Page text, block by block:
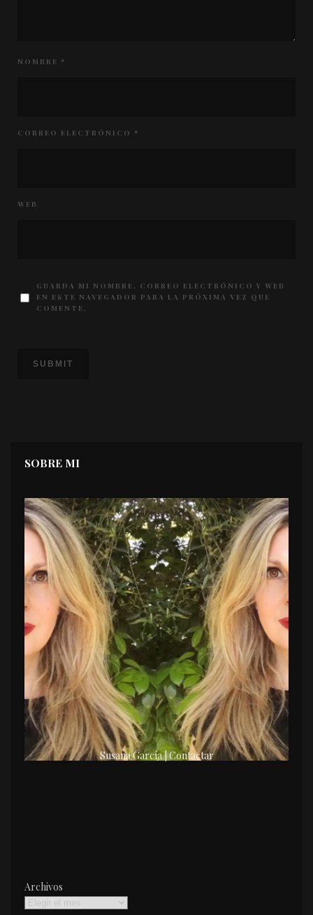
NOMBRE *
CORREO ELECTRÓNICO *
WEB
GUARDA MI NOMBRE, CORREO ELECTRÓNICO Y WEB
EN ESTE NAVEGADOR PARA LA PRÓXIMA VEZ QUE
COMENTE.
SOBRE MI
Susana García | Contactar
Archivos